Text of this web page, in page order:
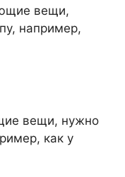
вещи, нужно
как у